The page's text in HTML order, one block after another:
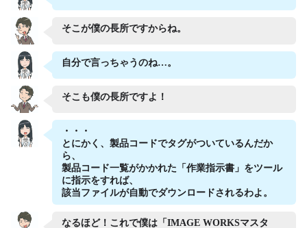
そこが僕の長所ですからね。
自分で言っちゃうのね…。
そこも僕の長所ですよ！
・・・
とにかく、製品コードでタグがついているんだか
ら、
製品コード一覧がかかれた「作業指示書」をツール
に指示をすれば、
該当ファイルが自動でダウンロードされるわよ。
なるほど！これで僕は「IMAGE WORKSマスタ